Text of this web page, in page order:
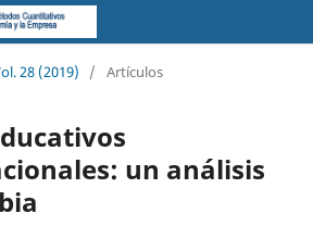
28 (2019) / Artículos
un análisis